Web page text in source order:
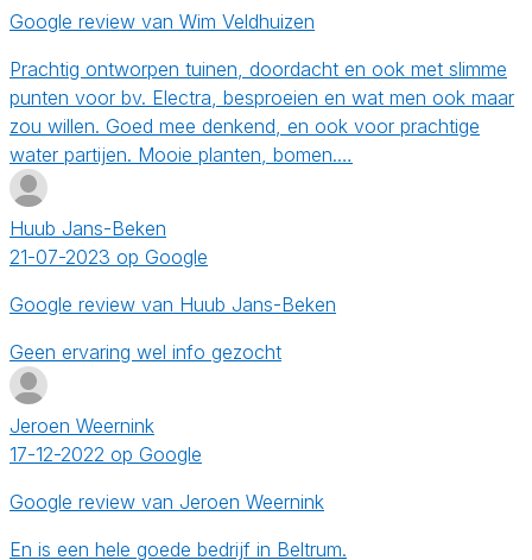
Google review van Wim Veldhuizen
Prachtig ontworpen tuinen, doordacht en ook met slimme
punten voor bv. Electra, besproeien en wat men ook maar
zou willen. Goed mee denkend, en ook voor prachtige
water partijen. Mooie planten, bomen.…
Huub Jans-Beken
21-07-2023 op Google
Google review van Huub Jans-Beken
Geen ervaring wel info gezocht
Jeroen Weernink
17-12-2022 op Google
Google review van Jeroen Weernink
En is een hele goede bedrijf in Beltrum.